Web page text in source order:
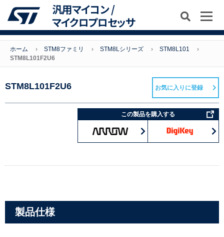
汎用マイコン /
マイクロプロセッサ
ホーム STM8ファミリ STM8Lシリーズ
STM8L101
STM8L101F2U6
STM8L101F2U6
この製品を購入する
お気に入りに登録
製品仕様